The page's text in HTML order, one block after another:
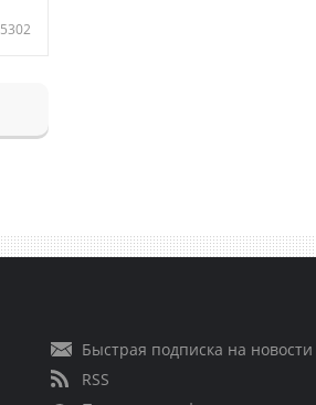
5302
Быстрая подписка на новости
RSS